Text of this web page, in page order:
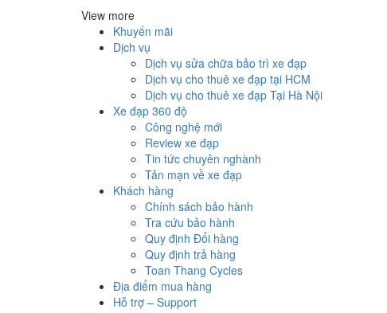
View more
Khuyến mãi
Dịch vụ
Dịch vụ sửa chữa bảo trì xe đạp
Dịch vụ cho thuê xe đạp tại HCM
Dịch vụ cho thuê xe đạp Tại Hà Nội
Xe đạp 360 độ
Công nghệ mới
Review xe đạp
Tin tức chuyên nghành
Tản mạn về xe đạp
Khách hàng
Chính sách bảo hành
Tra cứu bảo hành
Quy định Đổi hàng
Quy định trả hàng
Toan Thang Cycles
Địa điểm mua hàng
Hỗ trợ – Support